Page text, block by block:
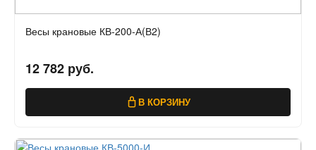
Весы крановые КВ-200-А(В2)
12 782 руб.
В КОРЗИНУ